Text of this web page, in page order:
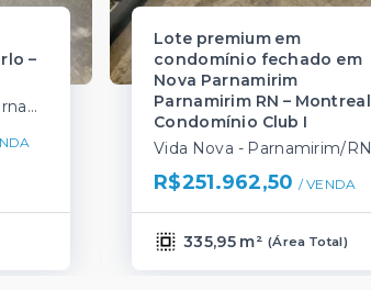
–
Parque das Nações - Parnamirim/RN
Lote premium em
condomínio fechado em
Nova Parnamirim
Parnamirim RN – Montreal
Condomínio Club I
Vida Nova - Parnamirim/RN
R$251.962,50 / VENDA
335,95 m² (Área Total)